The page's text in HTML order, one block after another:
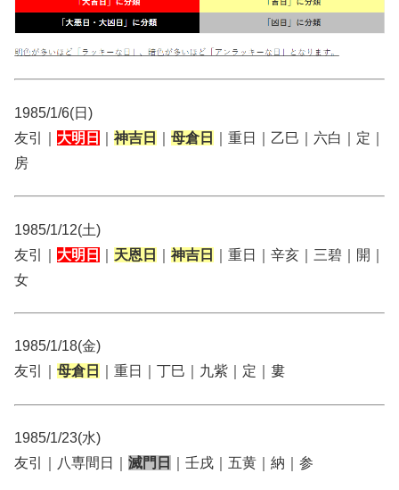
1985/1/6(日)
友引｜ 大明日 神吉日 母倉日
｜重日｜乙巳｜六白｜定｜
房
1985/1/12(土)
友引｜ 大明日 天恩日 神吉日
｜重日｜辛亥｜三碧｜開｜
女
1985/1/18(金)
友引｜ 母倉日 ｜重日｜丁巳｜九紫｜定｜婁
1985/1/23(水)
友引｜八専間日｜ 滅門日 ｜壬戌｜五黄｜納｜参